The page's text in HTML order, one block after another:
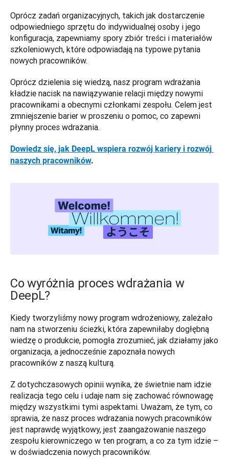
Oprócz zadań organizacyjnych, takich jak dostarczenie
odpowiedniego sprzętu do indywidualnej osoby i jego
konfiguracja, zapewniamy spory zbiór treści i materiałów
szkoleniowych, które odpowiadają na typowe pytania
nowych pracowników.
Oprócz dzielenia się wiedzą, nasz program wdrażania
kładzie nacisk na nawiązywanie relacji między nowymi
pracownikami a obecnymi członkami zespołu. Celem jest
zmniejszenie barier w proszeniu o pomoc, co zapewni
płynny proces wdrażania.
Dowiedz się, jak DeepL wspiera rozwój kariery i rozwój
naszych pracowników.
Co wyróżnia proces wdrażania w
DeepL?
Kiedy tworzyliśmy nowy program wdrożeniowy, zależało
nam na stworzeniu ścieżki, która zapewniłaby dogłębną
wiedzę o produkcie, pomogła zrozumieć, jak działamy jako
organizacja, a jednocześnie zapoznała nowych
pracowników z naszą kulturą.
Z dotychczasowych opinii wynika, że świetnie nam idzie
realizacja tego celu i udaje nam się zachować równowagę
między wszystkimi tymi aspektami. Uważam, że tym, co
sprawia, że nasz proces wdrażania nowych pracowników
jest naprawdę wyjątkowy, jest zaangażowanie naszego
zespołu kierowniczego w ten program, a co za tym idzie –
w doświadczenia nowych pracowników.